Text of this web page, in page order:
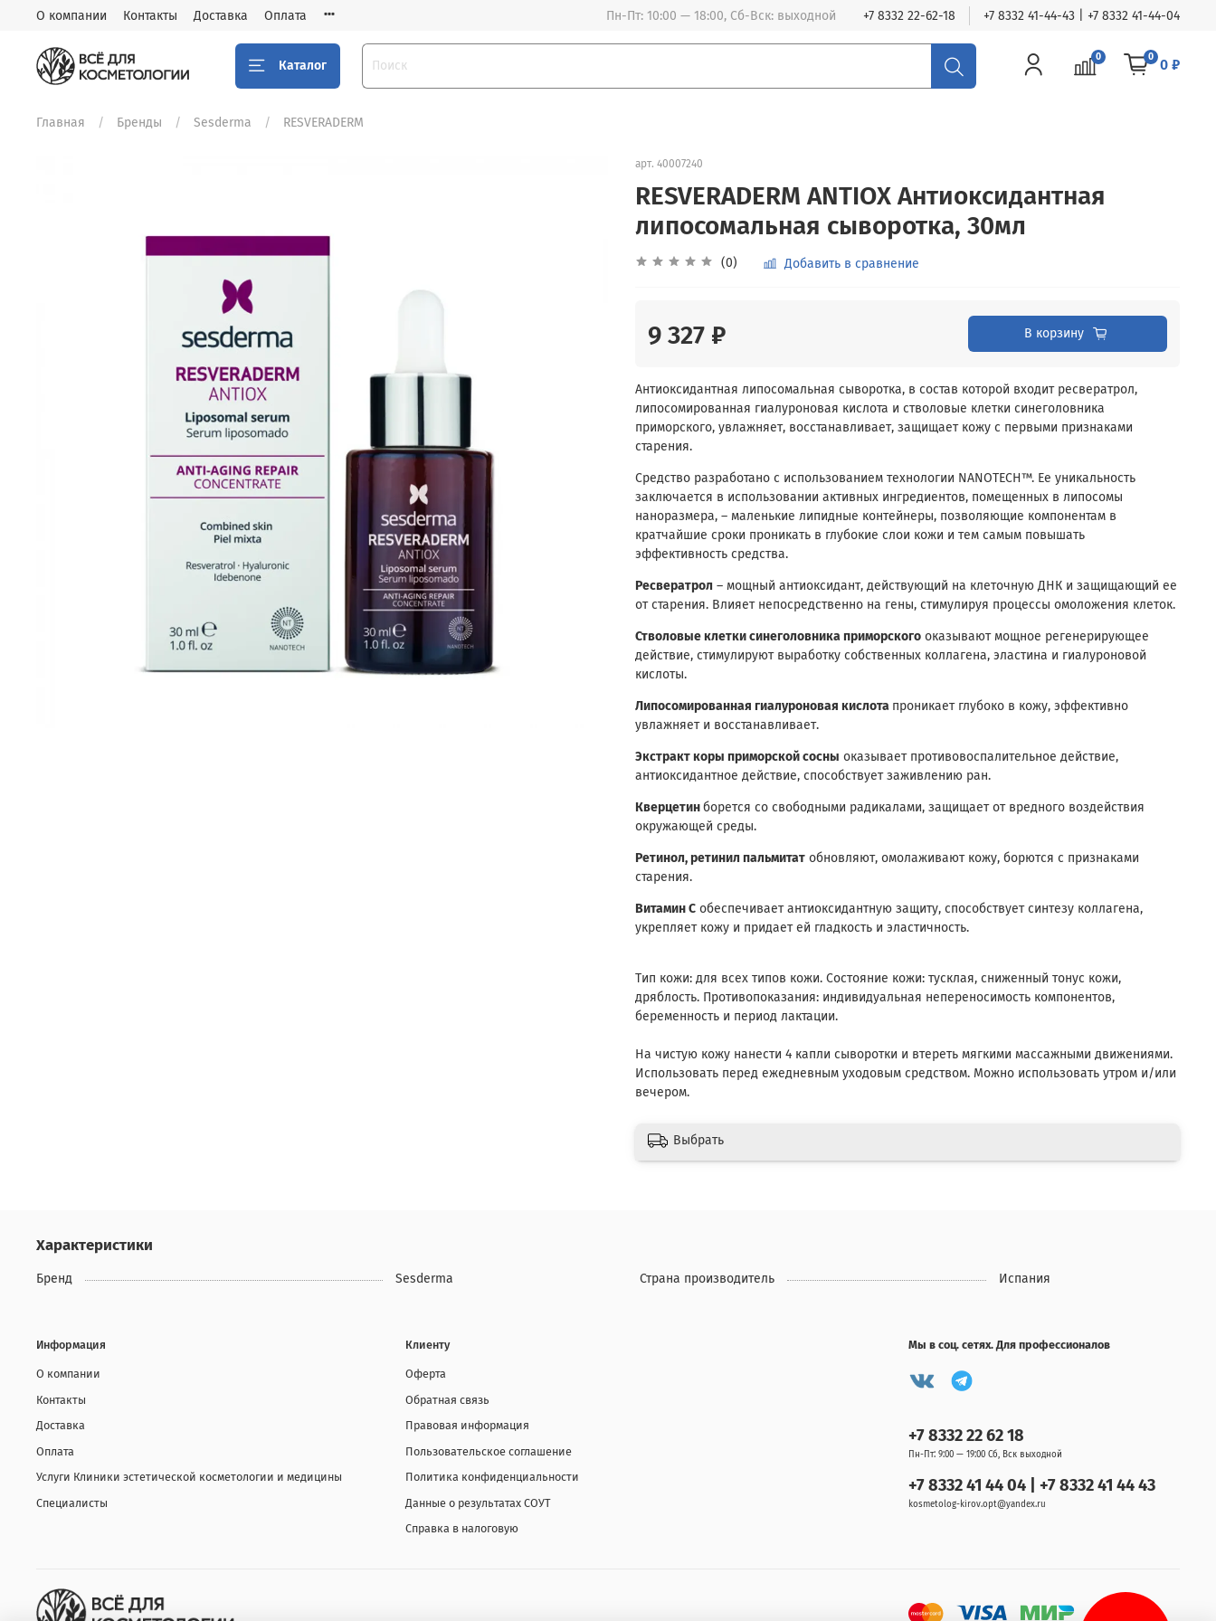
О компании Контакты Доставка Оплата Пн-Пт: 10:00 — 18:00, Сб-Вск: выходной +7 8332 22-62-18 +7 8332 41-44-43 | +7 8332 41-44-04
Каталог
0 0 0 ₽
Главная Бренды Sesderma RESVERADERM
арт. 40007240
RESVERADERM ANTIOX Антиоксидантная
липосомальная сыворотка, 30мл
(0) Добавить в сравнение
9 327 ₽ В корзину
Антиоксидантная липосомальная сыворотка, в состав которой входит ресвератрол,
липосомированная гиалуроновая кислота и стволовые клетки синеголовника
приморского, увлажняет, восстанавливает, защищает кожу с первыми признаками
старения.
Средство разработано с использованием технологии NANOTECH™. Ее уникальность
заключается в использовании активных ингредиентов, помещенных в липосомы
наноразмера, – маленькие липидные контейнеры, позволяющие компонентам в
кратчайшие сроки проникать в глубокие слои кожи и тем самым повышать
эффективность средства.
Ресвератрол – мощный антиоксидант, действующий на клеточную ДНК и защищающий ее
от старения. Влияет непосредственно на гены, стимулируя процессы омоложения клеток.
Стволовые клетки синеголовника приморского оказывают мощное регенерирующее
действие, стимулируют выработку собственных коллагена, эластина и гиалуроновой
кислоты.
Липосомированная гиалуроновая кислота проникает глубоко в кожу, эффективно
увлажняет и восстанавливает.
Экстракт коры приморской сосны оказывает противовоспалительное действие,
антиоксидантное действие, способствует заживлению ран.
Кверцетинборется со свободными радикалами, защищает от вредного воздействия
окружающей среды.
Ретинол, ретинил пальмитат обновляют, омолаживают кожу, борются с признаками
старения.
Витамин С обеспечивает антиоксидантную защиту, способствует синтезу коллагена,
укрепляет кожу и придает ей гладкость и эластичность.
Тип кожи: для всех типов кожи. Состояние кожи: тусклая, сниженный тонус кожи,
дряблость. Противопоказания: индивидуальная непереносимость компонентов,
беременность и период лактации.
На чистую кожу нанести 4 капли сыворотки и втереть мягкими массажными движениями.
Использовать перед ежедневным уходовым средством. Можно использовать утром и/или
вечером.
Выбрать
Характеристики
Бренд Sesderma Страна производитель Испания
Информация
О компании
Контакты
Доставка
Оплата
Услуги Клиники эстетической косметологии и медицины
Специалисты
Клиенту
Оферта
Обратная связь
Правовая информация
Пользовательское соглашение
Политика конфиденциальности
Данные о результатах СОУТ
Справка в налоговую
Мы в соц. сетях. Для профессионалов
+7 8332 22 62 18
Пн-Пт: 9:00 — 19:00 Сб, Вск выходной
+7 8332 41 44 04 | +7 8332 41 44 43
kosmetolog-kirov.opt@yandex.ru